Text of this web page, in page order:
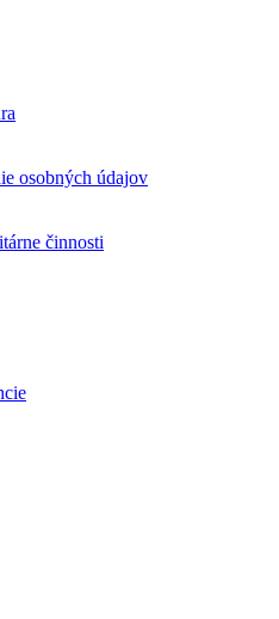
osobných údajov
činnosti